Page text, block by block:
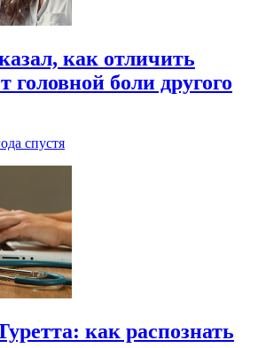
как отличить
головной боли другого
спустя
как распознать